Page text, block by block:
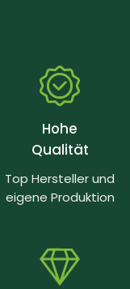
Hohe
Qualität
Top Hersteller und
eigene Produktion